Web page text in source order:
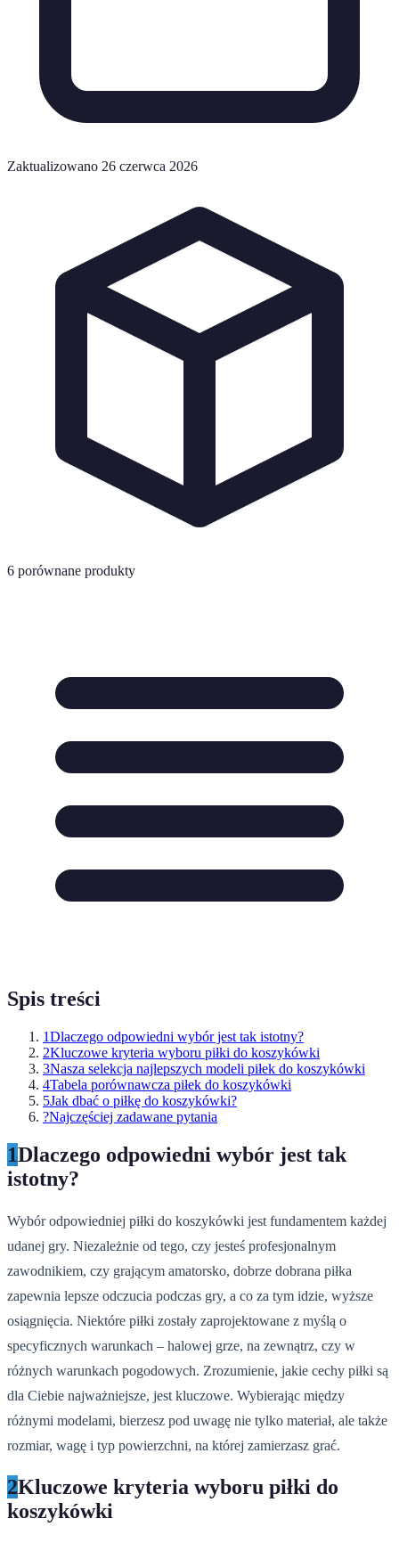
Zaktualizowano 26 czerwca 2026
6 porównane produkty
Spis treści
1Dlaczego odpowiedni wybór jest tak istotny?
2Kluczowe kryteria wyboru piłki do koszykówki
3Nasza selekcja najlepszych modeli piłek do koszykówki
4Tabela porównawcza piłek do koszykówki
5Jak dbać o piłkę do koszykówki?
?Najczęściej zadawane pytania
1Dlaczego odpowiedni wybór jest tak
istotny?
Wybór odpowiedniej piłki do koszykówki jest fundamentem każdej
udanej gry. Niezależnie od tego, czy jesteś profesjonalnym
zawodnikiem, czy grającym amatorsko, dobrze dobrana piłka
zapewnia lepsze odczucia podczas gry, a co za tym idzie, wyższe
osiągnięcia. Niektóre piłki zostały zaprojektowane z myślą o
specyficznych warunkach – halowej grze, na zewnątrz, czy w
różnych warunkach pogodowych. Zrozumienie, jakie cechy piłki są
dla Ciebie najważniejsze, jest kluczowe. Wybierając między
różnymi modelami, bierzesz pod uwagę nie tylko materiał, ale także
rozmiar, wagę i typ powierzchni, na której zamierzasz grać.
2Kluczowe kryteria wyboru piłki do
koszykówki